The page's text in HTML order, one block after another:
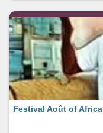
Festival Août of Africa